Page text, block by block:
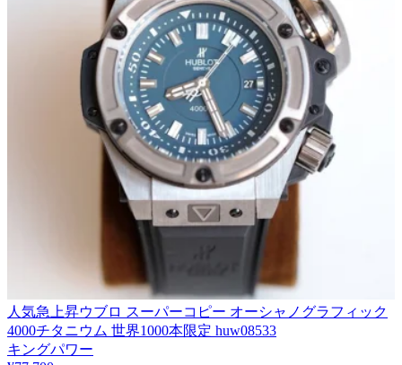
人気急上昇ウブロ スーパーコピー オーシャノグラフィック
4000チタニウム 世界1000本限定 huw08533
キングパワー